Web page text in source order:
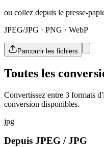
ou collez depuis le presse-
JPEG/JPG · PNG · WebP
Parcourir les fichiers
Toutes les
Convertissez entre 3 formats
conversion disponibles.
jpg
Depuis JPEG / JPG